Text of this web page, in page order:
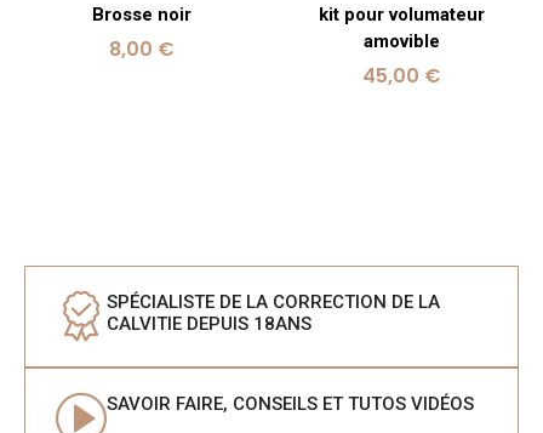
Brosse noir
8,00 €
kit pour volumateur
amovible
45,00 €
SPÉCIALISTE DE LA CORRECTION DE LA
CALVITIE DEPUIS 18ANS
SAVOIR FAIRE, CONSEILS ET TUTOS VIDÉOS